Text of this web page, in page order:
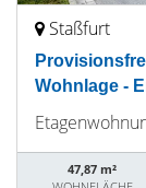
Staßfurt
Wohnlage -
47,87 m²